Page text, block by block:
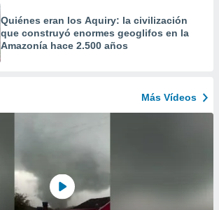
Quiénes eran los Aquiry: la civilización
que construyó enormes geoglifos en la
Amazonía hace 2.500 años
Más Vídeos